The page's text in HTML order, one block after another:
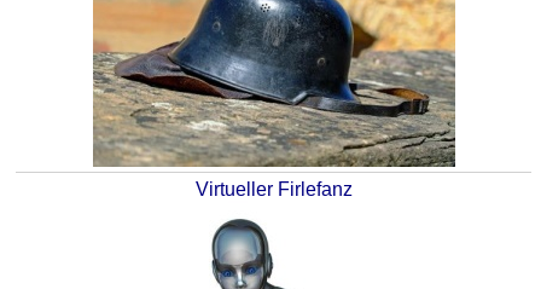
Virtueller Firlefanz